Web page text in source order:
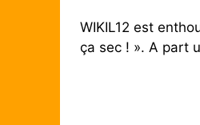
WIKIL12 est
ça sec ! ». A part